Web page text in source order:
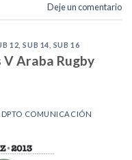
Deje un comentario
12 ,SUB 14 SUB 16
Araba Rugby
DPTO COMUNICACIÓN